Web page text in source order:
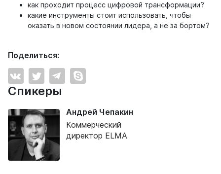
как проходит процесс цифровой трансформации?
какие инструменты стоит использовать, чтобы
оказать в новом состоянии лидера, а не за бортом?
Спикеры
Андрей Чепакин
Коммерческий
директор ELMA
Поделиться: